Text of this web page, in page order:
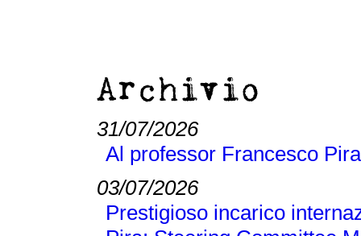
Archivio
31/07/2026
Al professor Francesco
03/07/2026
Prestigioso incarico